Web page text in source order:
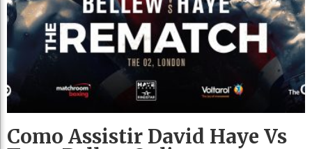
Como Assistir David Haye Vs